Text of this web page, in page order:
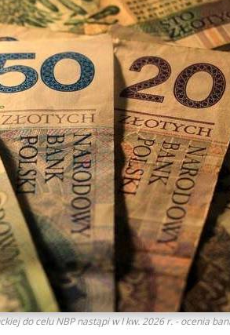
do celu NBP nastąpi w I kw. 2026 r. - ocenia